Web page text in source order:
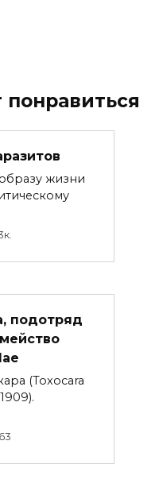
жизни
подотряд
(Toxocara